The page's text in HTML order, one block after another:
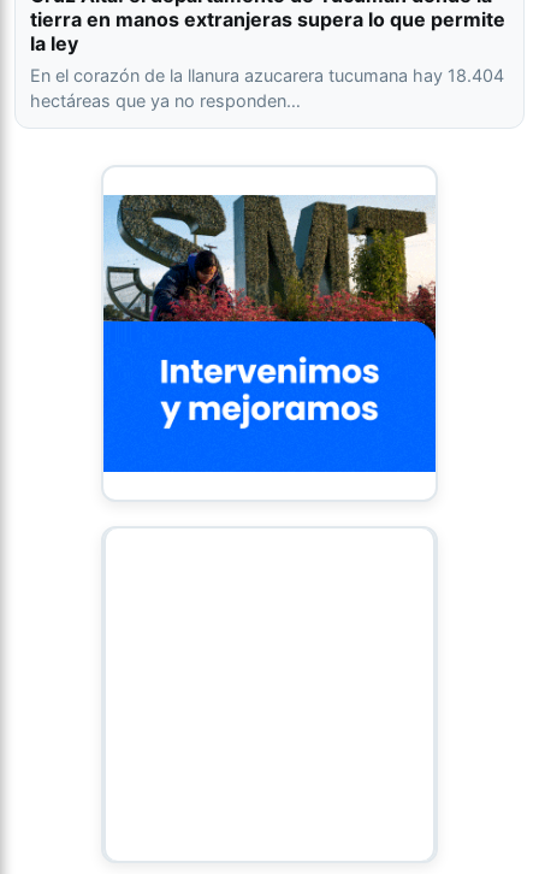
tierra en manos extranjeras supera lo que permite
la ley
En el corazón de la llanura azucarera tucumana hay 18.404
hectáreas que ya no responden…